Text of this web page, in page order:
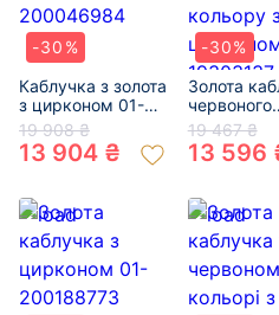
-30%
Каблучка з золота
з цирконом 01-
200046984
19 908 ₴
13 904 ₴
-30%
Золота
червоного
кольору з
цирконом
19303137
19 467 ₴
13 596